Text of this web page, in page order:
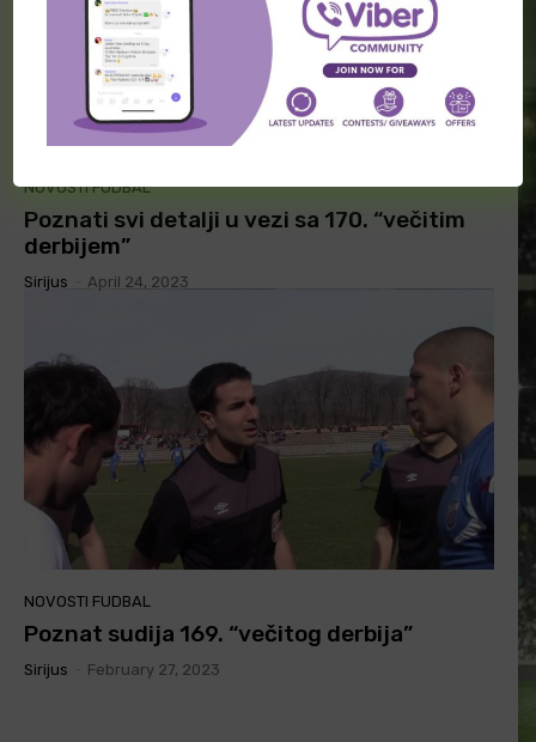
NOVOSTI FUDBAL
Poznati svi detalji u vezi sa 170. “večitim
derbijem”
Sirijus April 24, 2023
NOVOSTI FUDBAL
Poznat sudija 169. “večitog derbija”
Sirijus February 27, 2023